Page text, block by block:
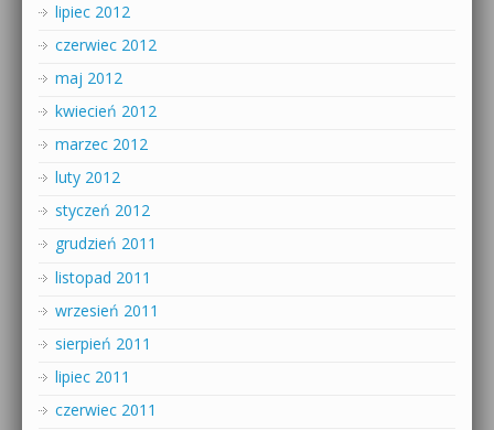
lipiec 2012
czerwiec 2012
maj 2012
kwiecień 2012
marzec 2012
luty 2012
styczeń 2012
grudzień 2011
listopad 2011
wrzesień 2011
sierpień 2011
lipiec 2011
czerwiec 2011